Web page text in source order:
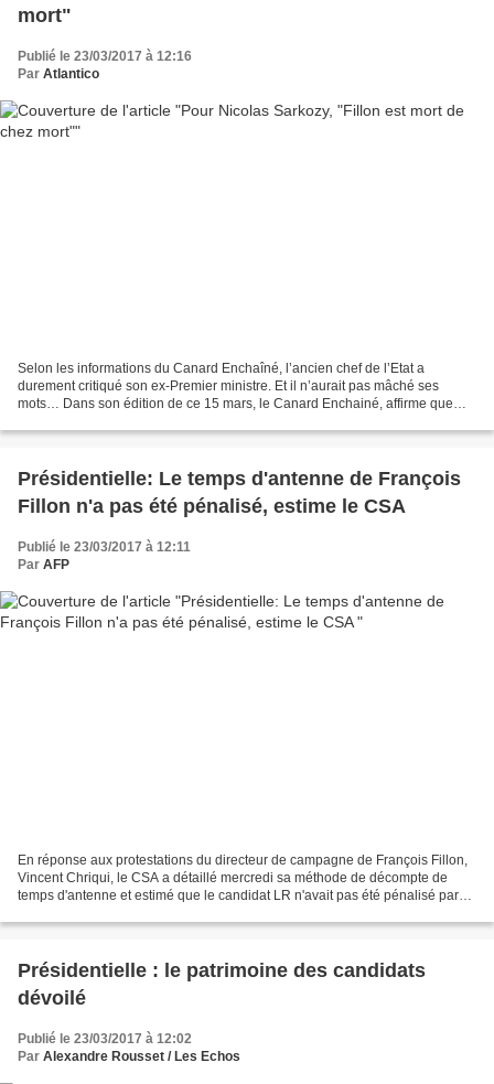
mort"
Publié le 23/03/2017 à 12:16
Par Atlantico
Selon les informations du Canard Enchaîné, l’ancien chef de l’Etat a
durement critiqué son ex-Premier ministre. Et il n’aurait pas mâché ses
mots… Dans son édition de ce 15 mars, le Canard Enchainé, affirme que
Présidentielle: Le temps d'antenne de François
Fillon n'a pas été pénalisé, estime le CSA
Publié le 23/03/2017 à 12:11
Par AFP
En réponse aux protestations du directeur de campagne de François Fillon,
Vincent Chriqui, le CSA a détaillé mercredi sa méthode de décompte de
temps d'antenne et estimé que le candidat LR n'avait pas été pénalisé par
Présidentielle : le patrimoine des candidats
dévoilé
Publié le 23/03/2017 à 12:02
Par Alexandre Rousset / Les Echos